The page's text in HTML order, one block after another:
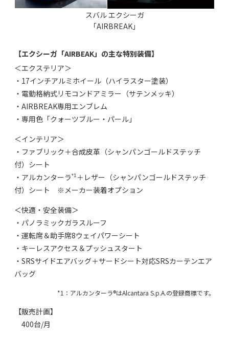
スバル エクシーガ
「AIRBREAK」
【エクシーガ「AIRBEAK」の主な特別装備】
＜エクステリア＞
・17インチアルミホイール（ハイラスター塗装）
・電動格納式リモコンドアミラー（サテンメッキ）
・AIRBREAK専用エンブレム
・専用色「クォーツブルー・パール」
＜インテリア＞
・ファブリック＋合成皮革（シャンパンゴールドステッチ
付）シート
・アルカンターラ*1 ＋レザー（シャンパンゴールドステッチ
付）シート ※メーカー装着オプション
＜快適・安全装備＞
・パノラミックガラスルーフ
・運転席＆助手席8ウェイパワーシート
・キーレスアクセス＆プッシュスタート
・SRSサイドエアバッグ＋サードシート対応SRSカーテンエア
バッグ
*1：アルカンターラ®はAlcantara S.p.A.の登録商標です。
【販売計画】
400台/月